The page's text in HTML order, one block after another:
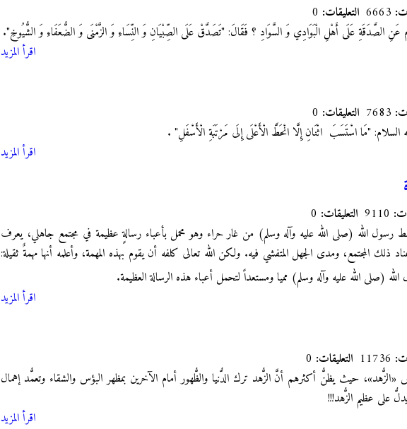
التعليقات:
عَنِ الصَّدَقَةِ عَلَى أَهْلِ الْبَوَادِي وَ السَّوَادِ ؟ فَقَالَ: "تَصَدَّقْ عَلَى الصِّبْيَانِ وَ النِّسَاءِ وَ الزَّمْنَى‏ وَ الضُّعَفَاءِ وَ الشُّيُوخِ".
اقرأ المزيد
التعليقات:
السلام: "مَا اسْتَسَبَ‏ اثْنَانِ إِلَّا انْحَطَّ الْأَعْلَى إِلَى مَرْتَبَةِ الْأَسْفَلِ‏" .
اقرأ المزيد
التعليقات:
رسول الله‮ (‬صلى الله عليه وآله وسلم‮) ‬من‮ ‬غار حراء وهو محمل بأعباء رسالةٍ‮ ‬عظيمة في‮ ‬مجتمع جاهلي،‮ ‬يعرف‮
ذلك المجتمع،‮ ‬ومدى الجهل المتفشي‮ ‬فيه‮. ‬ولكن الله تعالى كلفه أن‮ ‬يقوم بهذه المهمة،‮ ‬وأعلمه أنها مهمةٌ‮ ‬ثقيلة‮:
(‬صلى الله عليه وآله وسلم‮) ‬مميا ومستعداً‮ ‬لتحمل أعباء هذه الرسالة العظيمة‮.‬‬‬‬‬‬‬‬‬‬‬‬‬‬‬‬‬‬‬‬‬‬‬‬‬‬‬‬
اقرأ المزيد
التعليقات:
«الزُّهد»، حيث يظنُّ أكثرهم أنَّ الزُّهد ترك الدُّنيا والظُّهور أمام الآخرين بمظهر البؤس والشقاء وتعمُّد إهمال
على عظيم الزُّهد!!!
اقرأ المزيد